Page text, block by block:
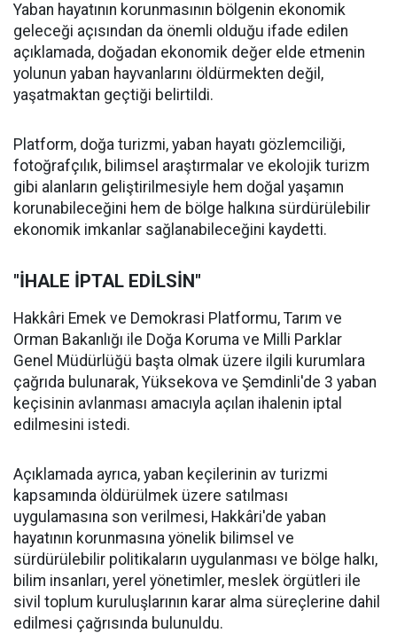
Yaban hayatının korunmasının bölgenin ekonomik
geleceği açısından da önemli olduğu ifade edilen
açıklamada, doğadan ekonomik değer elde etmenin
yolunun yaban hayvanlarını öldürmekten değil,
yaşatmaktan geçtiği belirtildi.
Platform, doğa turizmi, yaban hayatı gözlemciliği,
fotoğrafçılık, bilimsel araştırmalar ve ekolojik turizm
gibi alanların geliştirilmesiyle hem doğal yaşamın
korunabileceğini hem de bölge halkına sürdürülebilir
ekonomik imkanlar sağlanabileceğini kaydetti.
"İHALE İPTAL EDİLSİN"
Hakkâri Emek ve Demokrasi Platformu, Tarım ve
Orman Bakanlığı ile Doğa Koruma ve Milli Parklar
Genel Müdürlüğü başta olmak üzere ilgili kurumlara
çağrıda bulunarak, Yüksekova ve Şemdinli'de 3 yaban
keçisinin avlanması amacıyla açılan ihalenin iptal
edilmesini istedi.
Açıklamada ayrıca, yaban keçilerinin av turizmi
kapsamında öldürülmek üzere satılması
uygulamasına son verilmesi, Hakkâri'de yaban
hayatının korunmasına yönelik bilimsel ve
sürdürülebilir politikaların uygulanması ve bölge halkı,
bilim insanları, yerel yönetimler, meslek örgütleri ile
sivil toplum kuruluşlarının karar alma süreçlerine dahil
edilmesi çağrısında bulunuldu.